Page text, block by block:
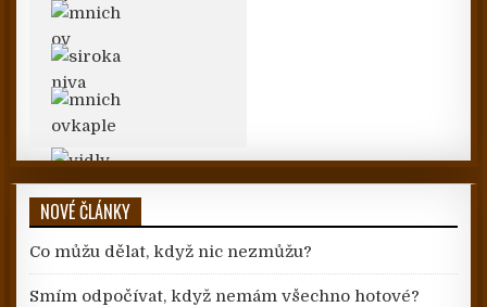
NOVÉ ČLÁNKY
Co můžu dělat, když nic nezmůžu?
Smím odpočívat, když nemám všechno hotové?